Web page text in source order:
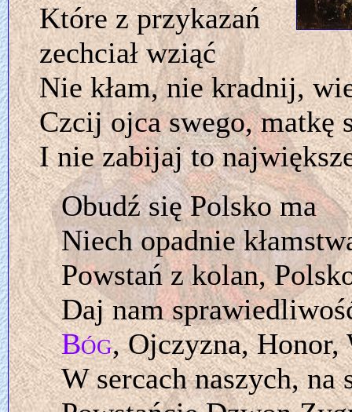
Które z przykazań
zechciał wziąć
Nie kłam, nie kradnij,
Czcij ojca swego, matkę
I nie zabijaj to
Obudź się Polsko ma
Niech opadnie
Powstań z kolan,
Daj nam
Bóg, Ojczyzna, Honor,
W sercach naszych, na